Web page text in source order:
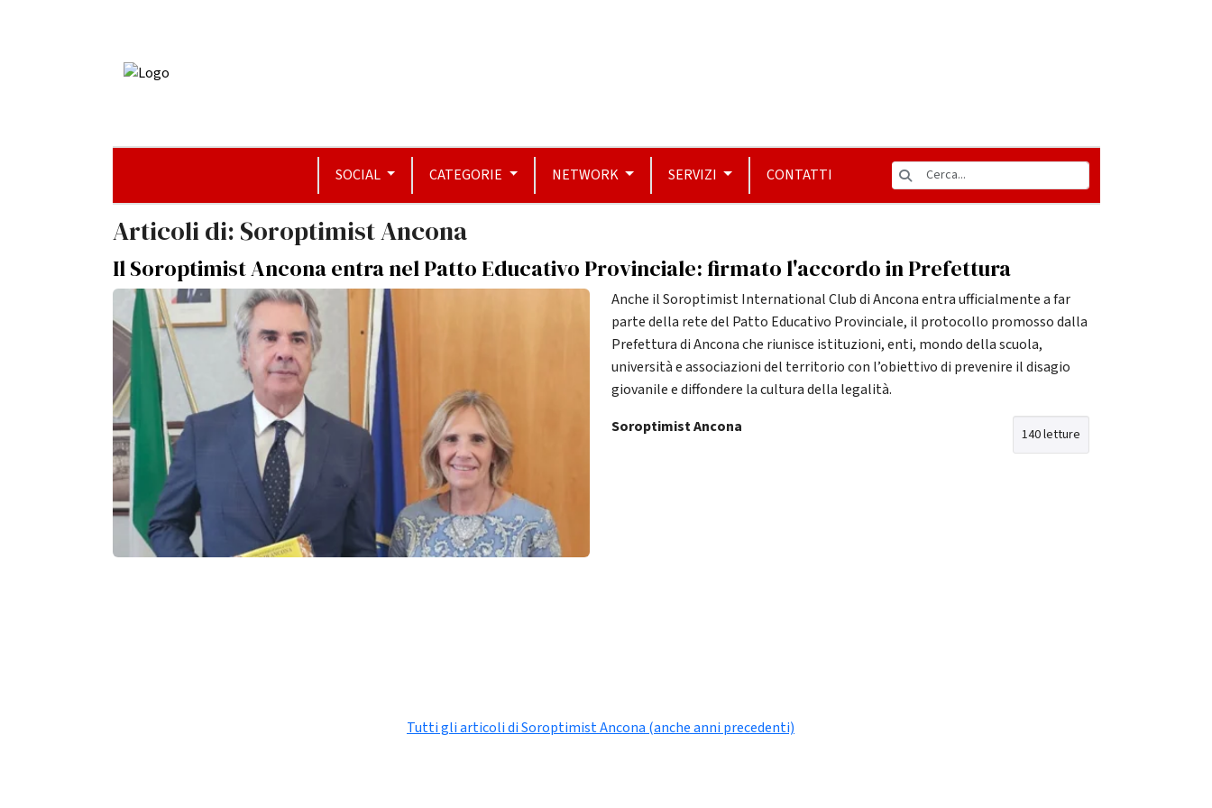
SOCIAL CATEGORIE NETWORK SERVIZI CONTATTI
Articoli di: Soroptimist Ancona
Il Soroptimist Ancona entra nel Patto Educativo Provinciale: firmato l'accordo in Prefettura
Anche il Soroptimist International Club di Ancona entra ufficialmente a far
parte della rete del Patto Educativo Provinciale, il protocollo promosso dalla
Prefettura di Ancona che riunisce istituzioni, enti, mondo della scuola,
università e associazioni del territorio con l’obiettivo di prevenire il disagio
giovanile e diffondere la cultura della legalità.
140 letture
Soroptimist Ancona
Tutti gli articoli di Soroptimist Ancona (anche anni precedenti)